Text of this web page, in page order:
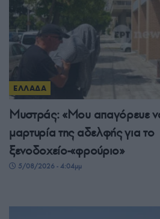
ΕΛΛΑΔΑ
Μυστράς: «Μου απαγόρευε
μαρτυρία της αδελφής για το
ξενοδοχείο-«φρούριο»
5/08/2026 - 4:04μμ